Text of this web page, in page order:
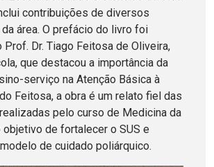
contribuições de diversos
área. O prefácio do livro foi
Dr. Tiago Feitosa de Oliveira,
que destacou a importância da
serviço na Atenção Básica à
Feitosa, a obra é um relato fiel das
pelo curso de Medicina da
objetivo de fortalecer o SUS e
de cuidado poliárquico.